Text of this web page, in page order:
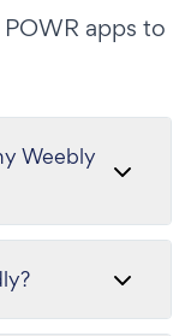
apps to
Weebly